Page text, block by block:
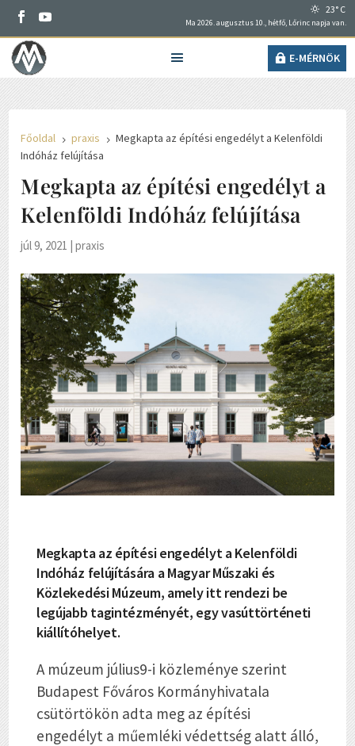
23° C
Ma 2026. augusztus 10., hétfő, Lőrinc napja van.
E-MÉRNÖK
Főoldal 5 praxis 5 Megkapta az építési engedélyt a Kelenföldi
Indóház felújítása
Megkapta az építési engedélyt a
Kelenföldi Indóház felújítása
júl 9, 2021 |praxis
Megkapta az építési engedélyt a Kelenföldi
Indóház felújítására a Magyar Műszaki és
Közlekedési Múzeum, amely itt rendezi be
legújabb tagintézményét, egy vasúttörténeti
kiállítóhelyet.
A múzeum július9-i közleménye szerint
Budapest Főváros Kormányhivatala
csütörtökön adta meg az építési
engedélyt a műemléki védettség alatt álló,